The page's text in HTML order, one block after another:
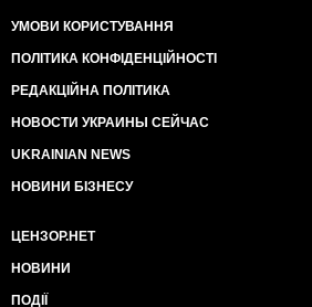
УМОВИ КОРИСТУВАННЯ
ПОЛІТИКА КОНФІДЕНЦІЙНОСТІ
РЕДАКЦІЙНА ПОЛІТИКА
НОВОСТИ УКРАИНЫ СЕЙЧАС
UKRAINIAN NEWS
НОВИНИ БІЗНЕСУ
ЦЕНЗОР.НЕТ
НОВИНИ
ПОДІЇ